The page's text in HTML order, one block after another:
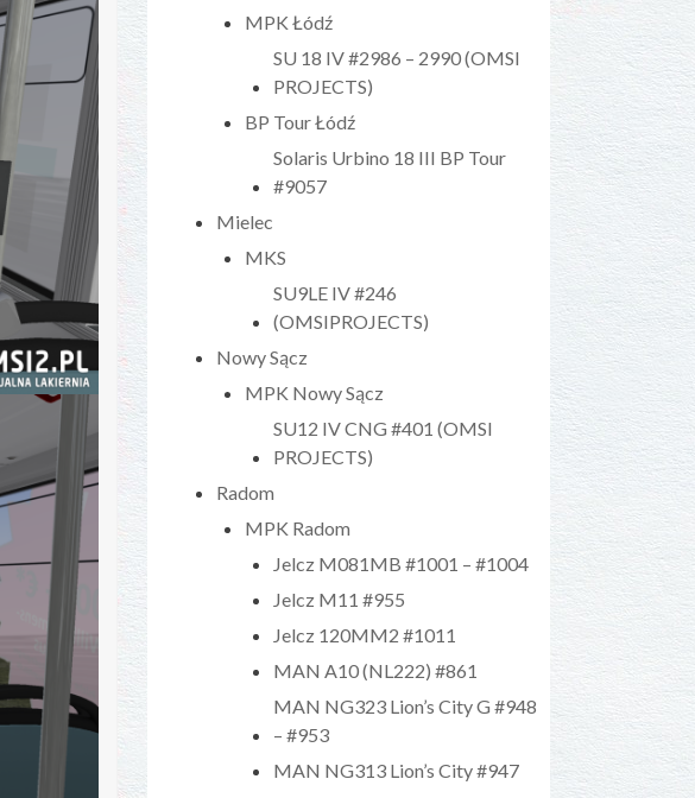
MPK Łódź
SU 18 IV #2986 – 2990 (OMSI
PROJECTS)
BP Tour Łódź
Solaris Urbino 18 III BP Tour
#9057
Mielec
MKS
SU9LE IV #246
(OMSIPROJECTS)
Nowy Sącz
MPK Nowy Sącz
SU12 IV CNG #401 (OMSI
PROJECTS)
Radom
MPK Radom
Jelcz M081MB #1001 – #1004
Jelcz M11 #955
Jelcz 120MM2 #1011
MAN A10 (NL222) #861
MAN NG323 Lion’s City G #948
– #953
MAN NG313 Lion’s City #947